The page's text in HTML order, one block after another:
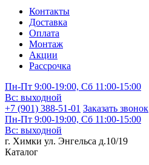
Контакты
Доставка
Оплата
Монтаж
Акции
Рассрочка
Пн-Пт 9:00-19:00, Сб 11:00-15:00
Вс: выходной
+7 (901) 388-51-01 Заказать звонок
Пн-Пт 9:00-19:00, Сб 11:00-15:00
Вс: выходной
г. Химки ул. Энгельса д.10/19
Каталог